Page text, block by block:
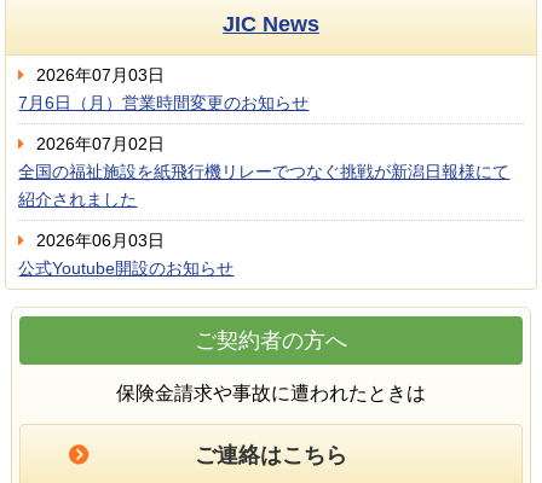
JIC News
2026年07月03日
7月6日（月）営業時間変更のお知らせ
2026年07月02日
全国の福祉施設を紙飛行機リレーでつなぐ挑戦が新潟日報様にて
紹介されました
2026年06月03日
公式Youtube開設のお知らせ
ご契約者の方へ
保険金請求や事故に遭われたときは
ご連絡はこちら